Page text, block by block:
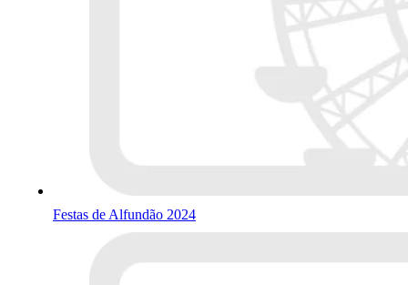
Festas de Alfundão 2024